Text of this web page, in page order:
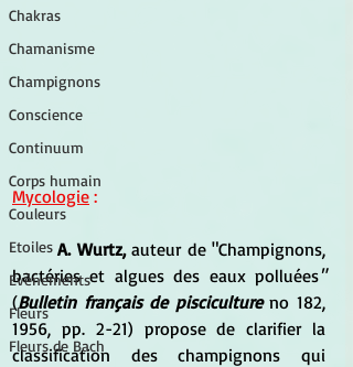
Chakras
Chamanisme
Champignons
Conscience
Continuum
Corps humain
Couleurs
Etoiles
Evénements
Fleurs
Fleurs de Bach
Mycologie :
A. Wurtz, auteur de "Champignons,
bactéries et algues des eaux polluées"
(Bulletin français de pisciculture no 182,
1956, pp. 2-21) propose de clarifier la
classification des champignons qui